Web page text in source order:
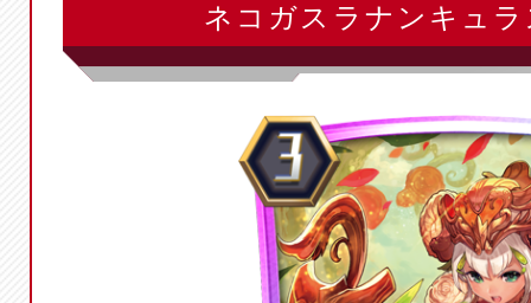
ネコガスラナンキュ